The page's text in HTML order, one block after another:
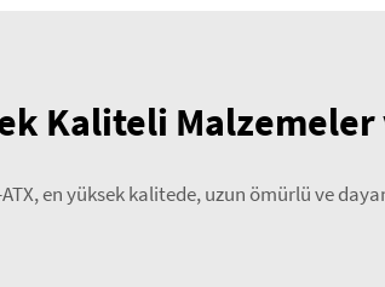
Kaliteli
en yüksek kalitede, uzun ömürlü ve